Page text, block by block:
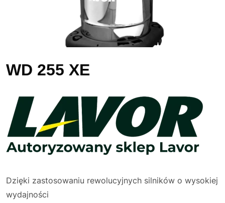
WD 255 XE
Dzięki zastosowaniu rewolucyjnych silników o wysokiej
wydajności